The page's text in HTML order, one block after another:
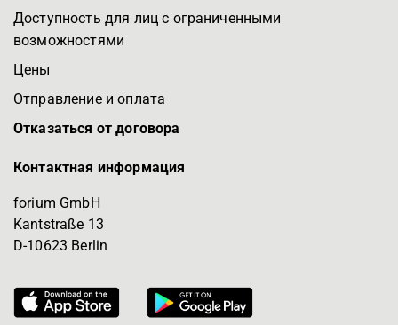
Доступность для лиц с ограниченными
возможностями
Цены
Отправление и оплата
Отказаться от договора
Контактная информация
forium GmbH
Kantstraße 13
D-10623 Berlin